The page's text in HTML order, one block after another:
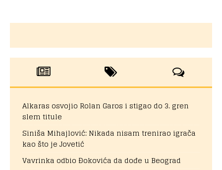
Alkaras osvojio Rolan Garos i stigao do 3. gren
slem titule
Siniša Mihajlović: Nikada nisam trenirao igrača
kao što je Jovetić
Vavrinka odbio Đokovića da dođe u Beograd